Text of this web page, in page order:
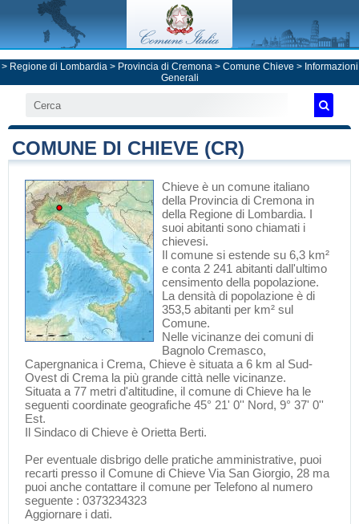
> Regione di Lombardia> Provincia di Cremona> Comune Chieve > Informazioni
Generali
COMUNE DI CHIEVE (CR)
Chieve è un comune italiano
della Provincia di Cremona in
della Regione di Lombardia. I
suoi abitanti sono chiamati i
chievesi.
Il comune si estende su 6,3 km²
e conta 2 241 abitanti dall'ultimo
censimento della popolazione.
La densità di popolazione è di
353,5 abitanti per km² sul
Comune.
Nelle vicinanze dei comuni di
Bagnolo Cremasco,
Capergnanica i Crema, Chieve è situata a 6 km al Sud-
Ovest di Crema la più grande città nelle vicinanze.
Situata a 77 metri d'altitudine, il comune di Chieve ha le
seguenti coordinate geografiche 45° 21' 0'' Nord, 9° 37' 0''
Est.
Il Sindaco di Chieve è Orietta Berti.
Per eventuale disbrigo delle pratiche amministrative, puoi
recarti presso il Comune di Chieve Via San Giorgio, 28 ma
puoi anche contattare il comune per Telefono al numero
seguente : 0373234323
Aggiornare i dati.